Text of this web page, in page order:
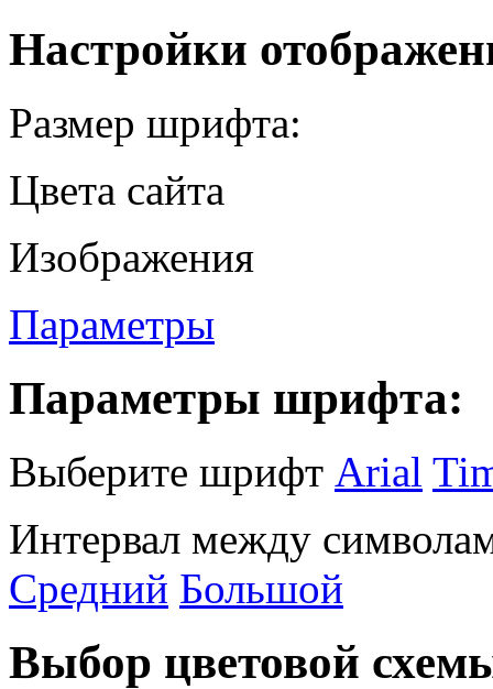
Настройки
Размер шрифта:
Цвета сайта
Изображения
Параметры
Параметры шрифта:
Выберите шрифт Arial
Интервал между
Средний Большой
Выбор цветовой